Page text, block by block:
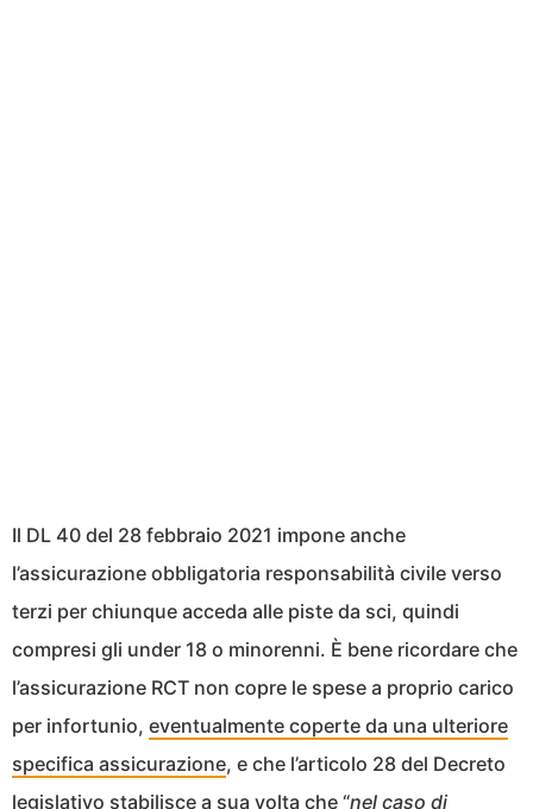
Il DL 40 del 28 febbraio 2021 impone anche
l’assicurazione obbligatoria responsabilità civile verso
terzi per chiunque acceda alle piste da sci, quindi
compresi gli under 18 o minorenni. È bene ricordare che
l’assicurazione RCT non copre le spese a proprio carico
per infortunio, eventualmente coperte da una ulteriore
specifica assicurazione, e che l’articolo 28 del Decreto
legislativo stabilisce a sua volta che “nel caso di